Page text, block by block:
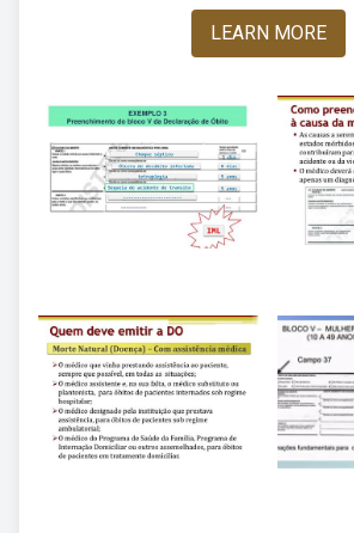
LEARN MORE